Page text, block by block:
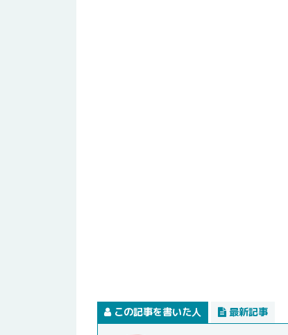
この記事を書いた人 最新記事